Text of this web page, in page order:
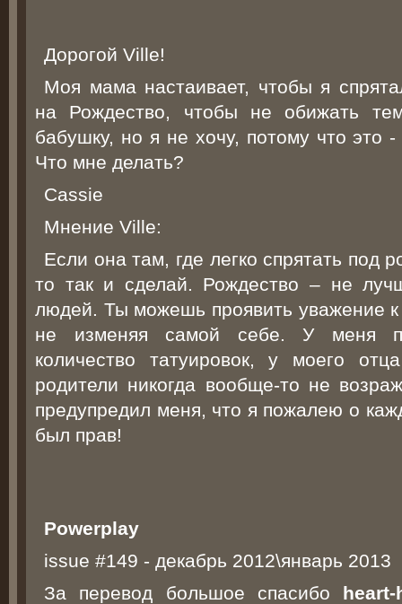
Дорогой Ville!
Моя мама настаивает, чтобы я
на Рождество, чтобы не обижать
бабушку, но я не хочу, потому что это
Что мне делать?
Cassie
Мнение Ville:
Если она там, где легко спрятать под
то так и сделай. Рождество – не
людей. Ты можешь проявить уважение
не изменяя самой себе. У меня
количество татуировок, у моего
родители никогда вообще-то не
предупредил меня, что я пожалею о
был прав!
Powerplay
issue #149 - декабрь 2012\январь 2013
За перевод большое спасибо heart-